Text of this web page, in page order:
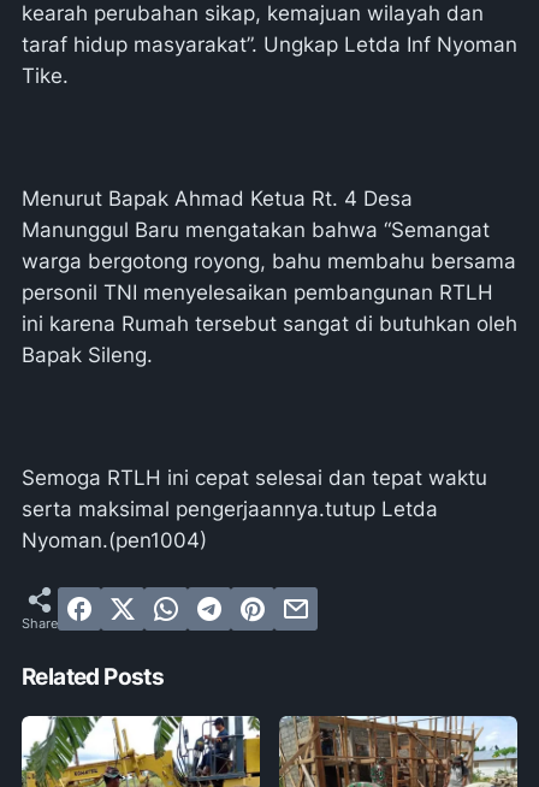
kearah perubahan sikap, kemajuan wilayah dan
taraf hidup masyarakat”. Ungkap Letda Inf Nyoman
Tike.
Menurut Bapak Ahmad Ketua Rt. 4 Desa
Manunggul Baru mengatakan bahwa “Semangat
warga bergotong royong, bahu membahu bersama
personil TNI menyelesaikan pembangunan RTLH
ini karena Rumah tersebut sangat di butuhkan oleh
Bapak Sileng.
Semoga RTLH ini cepat selesai dan tepat waktu
serta maksimal pengerjaannya.tutup Letda
Nyoman.(pen1004)
Related Posts